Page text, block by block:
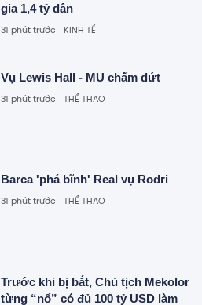
gia 1,4 tỷ dân
31 phút trước KINH TẾ
Vụ Lewis Hall - MU chấm dứt
31 phút trước THỂ THAO
Barca 'phá bĩnh' Real vụ Rodri
31 phút trước THỂ THAO
Trước khi bị bắt, Chủ tịch Mekolor
từng “nổ” có đủ 100 tỷ USD làm